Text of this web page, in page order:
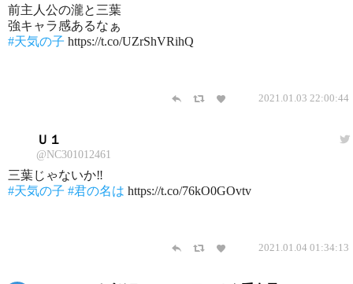
前主人公の瀧と三葉
強キャラ感あるなぁ
#天気の子 https://t.co/UZrShVRihQ
2021.01.03 22:00:44
Ｕ１
@NC301012461
三葉じゃないか‼️
#天気の子 #君の名は https://t.co/76kO0GOvtv
2021.01.04 01:34:13